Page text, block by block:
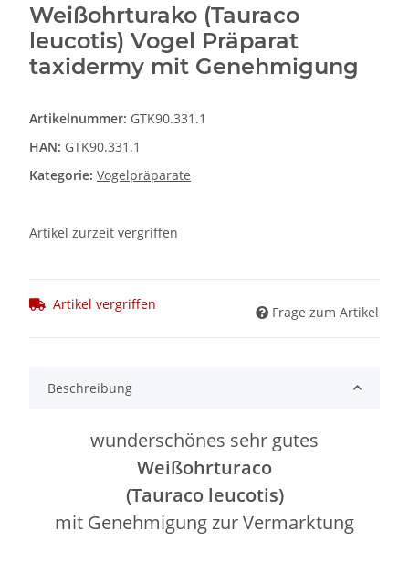
Weißohrturako (Tauraco
leucotis) Vogel Präparat
taxidermy mit Genehmigung
Artikelnummer: GTK90.331.1
HAN: GTK90.331.1
Kategorie: Vogelpräparate
Artikel zurzeit vergriffen
Artikel vergriffen Frage zum Artikel
Beschreibung
wunderschönes sehr gutes
Weißohrturaco
(Tauraco leucotis)
mit Genehmigung zur Vermarktung